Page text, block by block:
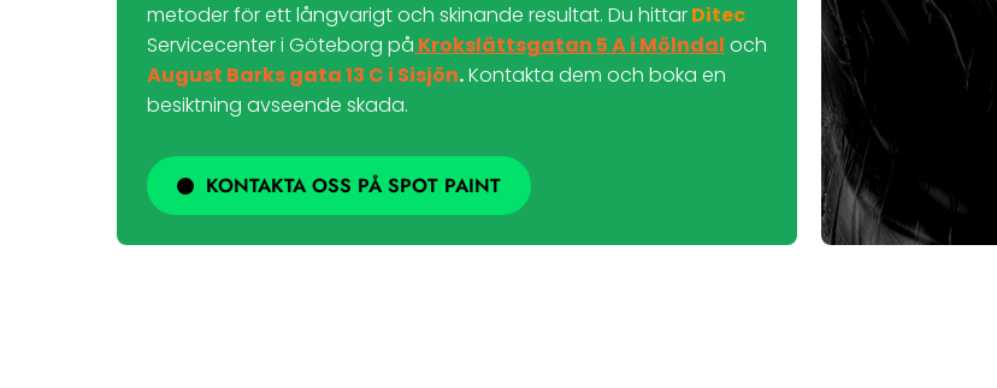
metoder för ett långvarigt och skinande resultat. Du hittarDitec
Servicecenter i Göteborg på Krokslättsgatan 5 A i Mölndal och
August Barks gata 13 C i Sisjön.Kontakta dem och boka en
besiktning avseende skada.
KONTAKTA OSS PÅ SPOT PAINT